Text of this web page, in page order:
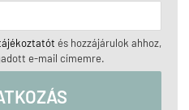
és hozzájárulok ahhoz,
e-mail címemre.